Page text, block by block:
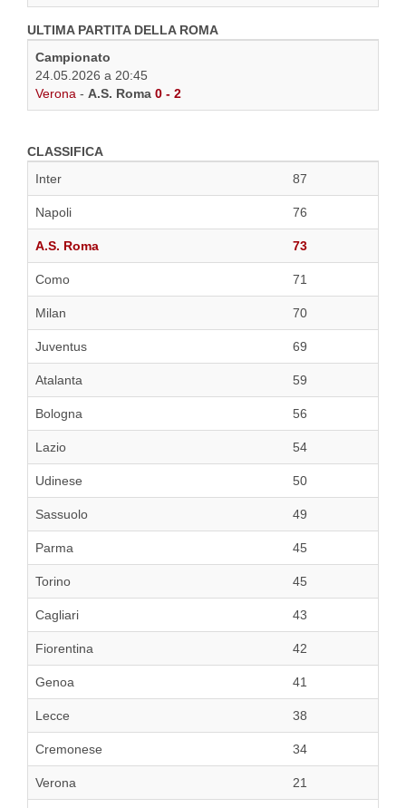
ULTIMA PARTITA DELLA ROMA
Campionato
24.05.2026 a 20:45
Verona - A.S. Roma 0 - 2
CLASSIFICA
Inter
87
Napoli 76
A.S. Roma 73
Como 71
Milan 70
Juventus 69
Atalanta 59
Bologna 56
Lazio 54
Udinese 50
Sassuolo 49
Parma 45
Torino 45
Cagliari 43
Fiorentina 42
Genoa 41
Lecce 38
Cremonese 34
Verona 21